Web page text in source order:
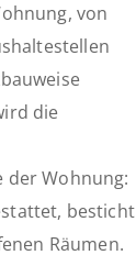
von
die
Wohnung:
besticht
Räumen.